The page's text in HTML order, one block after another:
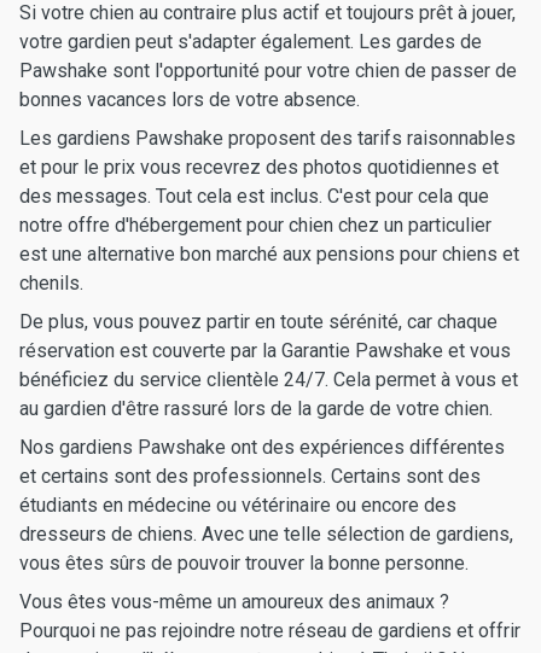
Si votre chien au contraire plus actif et toujours prêt à jouer,
votre gardien peut s'adapter également. Les gardes de
Pawshake sont l'opportunité pour votre chien de passer de
bonnes vacances lors de votre absence.
Les gardiens Pawshake proposent des tarifs raisonnables
et pour le prix vous recevrez des photos quotidiennes et
des messages. Tout cela est inclus. C'est pour cela que
notre offre d'hébergement pour chien chez un particulier
est une alternative bon marché aux pensions pour chiens et
chenils.
De plus, vous pouvez partir en toute sérénité, car chaque
réservation est couverte par la Garantie Pawshake et vous
bénéficiez du service clientèle 24/7. Cela permet à vous et
au gardien d'être rassuré lors de la garde de votre chien.
Nos gardiens Pawshake ont des expériences différentes
et certains sont des professionnels. Certains sont des
étudiants en médecine ou vétérinaire ou encore des
dresseurs de chiens. Avec une telle sélection de gardiens,
vous êtes sûrs de pouvoir trouver la bonne personne.
Vous êtes vous-même un amoureux des animaux ?
Pourquoi ne pas rejoindre notre réseau de gardiens et offrir